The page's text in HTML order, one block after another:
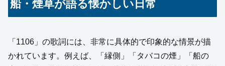
船・煙草が語る懐かしい日常
「1106」の歌詞には、非常に具体的で印象的な情景が描
かれています。例えば、「縁側」「タバコの煙」「船の